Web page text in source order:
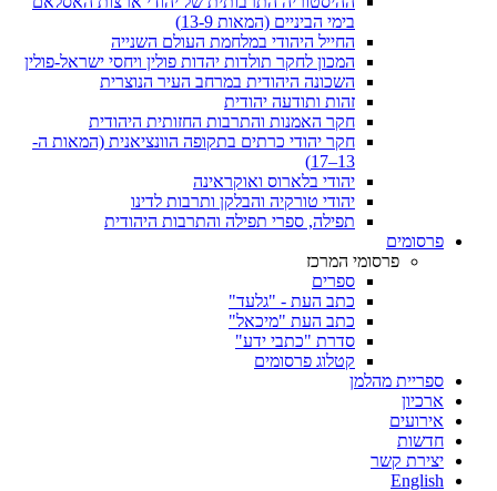
בימי הביניים (המאות 13-9)
החייל היהודי במלחמת העולם השנייה
המכון לחקר תולדות יהדות פולין ויחסי ישראל-פולין
השכונה היהודית במרחב העיר הנוצרית
זהות ותודעה יהודית
חקר האמנות והתרבות החזותית היהודית
חקר יהודי כרתים בתקופה הוונציאנית (המאות ה-
13–17)
יהודי בלארוס ואוקראינה
יהודי טורקיה והבלקן ותרבות לדינו
תפילה, ספרי תפילה והתרבות היהודית
פרסומים
פרסומי המרכז
ספרים
כתב העת - "גלעד"
כתב העת "מיכאל"
סדרת "כתבי ידע"
קטלוג פרסומים
ספריית מהלמן
ארכיון
אירועים
חדשות
יצירת קשר
English